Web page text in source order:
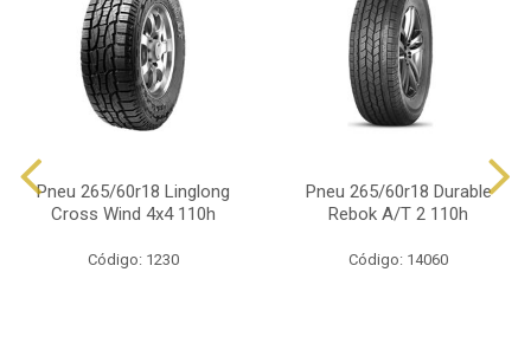
Pneu 265/60r18 Linglong
Cross Wind 4x4 110h
Código: 1230
Pneu 265/60r18 Durable
Rebok A/T 2 110h
Código: 14060